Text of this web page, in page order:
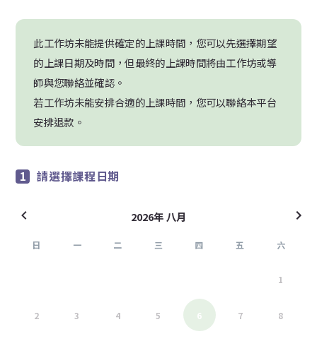
此工作坊未能提供確定的上課時間，您可以先選擇期望
的上課日期及時間，但最終的上課時間將由工作坊或導
師與您聯絡並確認。
若工作坊未能安排合適的上課時間，您可以聯絡本平台
安排退款。
請選擇課程日期
2026年 八月
日 一 二 三 四 五 六
1
2 3 4 5 6 7 8